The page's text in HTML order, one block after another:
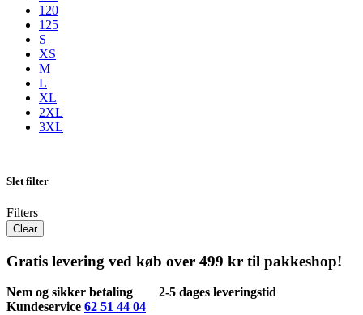
120
125
S
XS
M
L
XL
2XL
3XL
Slet filter
Filters
Clear
Gratis levering ved køb over 499 kr til pakkeshop!
Nem og sikker betaling
2-5 dages leveringstid
Kundeservice 62 51 44 04